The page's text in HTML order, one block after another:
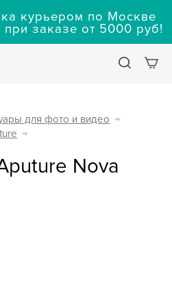
курьером по Москве
заказе от 5000 руб!
для фото и видео →
→
Nova